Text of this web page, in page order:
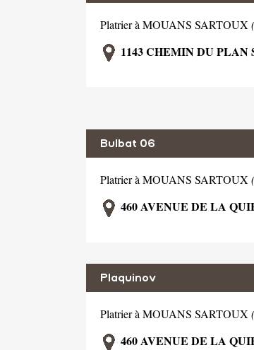
Platrier à MOUANS SARTOUX
1143 CHEMIN DU PLAN
Bulbat 06
Platrier à MOUANS SARTOUX
460 AVENUE DE LA
Plaquinov
Platrier à MOUANS SARTOUX
460 AVENUE DE LA